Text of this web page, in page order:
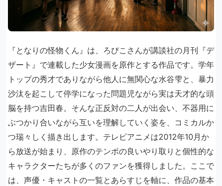
『となりの怪物くん』は、ろびこさんが講談社の月刊『デ
ザート』で連載した少女漫画を原作とする作品です。学年
トップの秀才でありながら他人に無関心な水谷雫と、暴力
沙汰を起こして停学になった問題児ながら実は天才的な頭
脳を持つ吉田春。そんな正反対の二人が出会い、不器用に
ぶつかり合いながら互いを理解していく姿を、コミカルか
つ瑞々しく描き出します。テレビアニメは2012年10月か
ら放送が始まり、原作のテンポの良いやり取りと個性的な
キャラクターたちが多くのファンを獲得しました。ここで
は、声優・キャストの一覧とあらすじを軸に、作品の基本